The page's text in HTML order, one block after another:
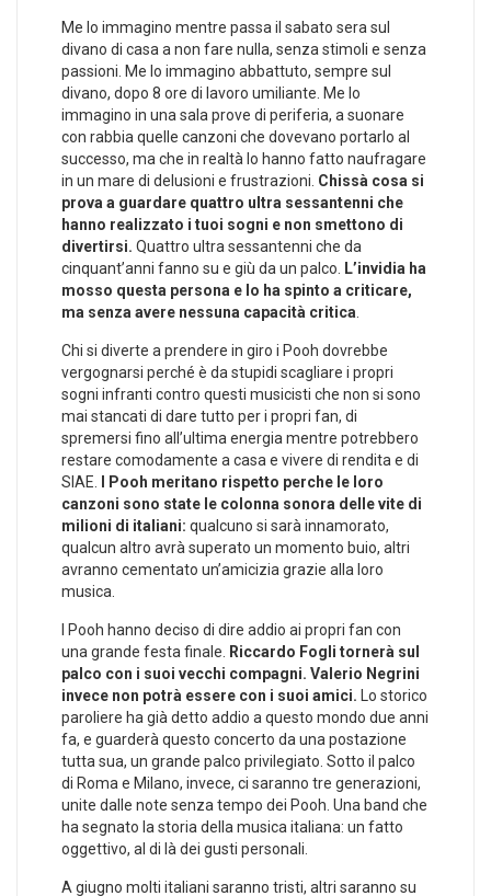
Me lo immagino mentre passa il sabato sera sul
divano di casa a non fare nulla, senza stimoli e senza
passioni. Me lo immagino abbattuto, sempre sul
divano, dopo 8 ore di lavoro umiliante. Me lo
immagino in una sala prove di periferia, a suonare
con rabbia quelle canzoni che dovevano portarlo al
successo, ma che in realtà lo hanno fatto naufragare
in un mare di delusioni e frustrazioni. Chissà cosa si
prova a guardare quattro ultra sessantenni che
hanno realizzato i tuoi sogni e non smettono di
divertirsi. Quattro ultra sessantenni che da
cinquant’anni fanno su e giù da un palco.
L’invidia ha
mosso questa persona e lo ha spinto a criticare,
ma senza avere nessuna capacità critica
Chi si diverte a prendere in giro i Pooh dovrebbe
vergognarsi perché è da stupidi scagliare i propri
sogni infranti contro questi musicisti che non si sono
mai stancati di dare tutto per i propri fan, di
spremersi fino all’ultima energia mentre potrebbero
restare comodamente a casa e vivere di rendita e di
SIAE.
I Pooh meritano rispetto perche le loro
canzoni sono state le colonna sonora delle vite di
milioni di italiani: qualcuno si sarà innamorato,
qualcun altro avrà superato un momento buio, altri
avranno cementato un’amicizia grazie alla loro
musica.
I Pooh hanno deciso di dire addio ai propri fan con
una grande festa finale.
Riccardo Fogli tornerà sul
palco con i suoi vecchi compagni. Valerio Negrini
invece non potrà essere con i suoi amici. Lo storico
paroliere ha già detto addio a questo mondo due anni
fa, e guarderà questo concerto da una postazione
tutta sua, un grande palco privilegiato. Sotto il palco
di Roma e Milano, invece, ci saranno tre generazioni,
unite dalle note senza tempo dei Pooh. Una band che
ha segnato la storia della musica italiana: un fatto
oggettivo, al di là dei gusti personali.
A giugno molti italiani saranno tristi, altri saranno su